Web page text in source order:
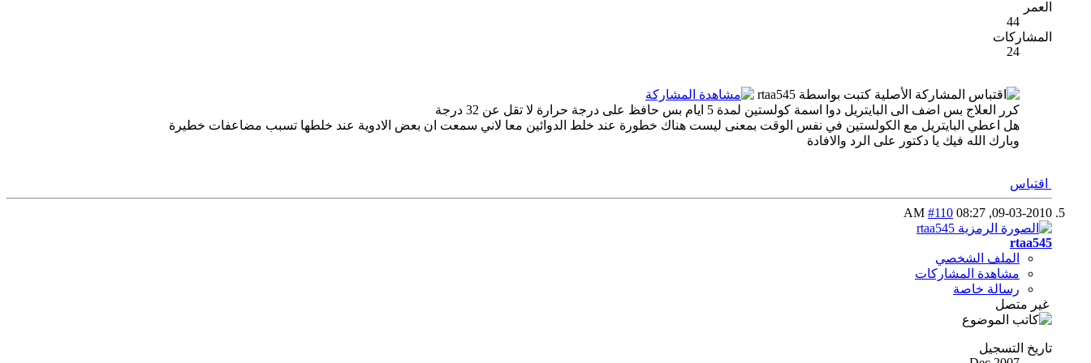
العمر
44
المشاركات
24
المشاركة الأصلية كتبت بواسطة rtaa545
كرر العلاج بس اضف الى البايتريل دوا اسمة كولستين لمدة 5 ايام بس حافظ على درجة حرارة لا تقل عن 32 درجة
هل اعطي البايتريل مع الكولستين في نفس الوقت بمعنى ليست هناك خطورة عند خلط الدوائين معا لاني سمعت ان بعض الادوية عند خلطها تسبب مضاعفات خطيرة
وبارك الله فيك يا دكتور على الرد والافادة
اقتباس
09-03-2010,
08:27 AM
#110
rtaa545
الملف الشخصي
مشاهدة المشاركات
رسالة خاصة
غير متصل
تاريخ التسجيل